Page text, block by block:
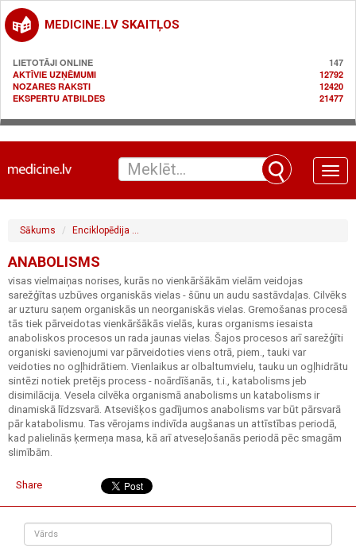
MEDICINE.LV SKAITĻOS
LIETOTĀJI ONLINE
147
AKTĪVIE UZŅĒMUMI
12792
NOZARES RAKSTI
12420
EKSPERTU ATBILDES
21477
Toggle
Sākums Enciklopēdija
ANABOLISMS
visas vielmaiņas norises, kurās no vienkāršākām vielām veidojas
sarežģītas uzbūves organiskās vielas - šūnu un audu sastāvdaļas. Cilvēks
ar uzturu saņem organiskās un neorganiskās vielas. Gremošanas procesā
tās tiek pārveidotas vienkāršākās vielās, kuras organisms iesaista
anaboliskos procesos un rada jaunas vielas. Šajos procesos arī sarežģīti
organiski savienojumi var pārveidoties viens otrā, piem., tauki var
veidoties no ogļhidrātiem. Vienlaikus ar olbaltumvielu, tauku un ogļhidrātu
sintēzi notiek pretējs process - noārdīšanās, t.i., katabolisms jeb
disimilācija. Vesela cilvēka organismā anabolisms un katabolisms ir
dinamiskā līdzsvarā. Atsevišķos gadījumos anabolisms var būt pārsvarā
pār katabolismu. Tas vērojams indivīda augšanas un attīstības periodā,
kad palielinās ķermeņa masa, kā arī atveseļošanās periodā pēc smagām
slimībām.
Share
Vārds